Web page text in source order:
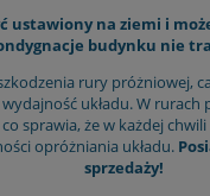
ustawiony na ziemi i
budynku nie
rury próżniowej,
układu. W rurach
sprawia, że w każdej
opróżniania układu.
sprzedaży!